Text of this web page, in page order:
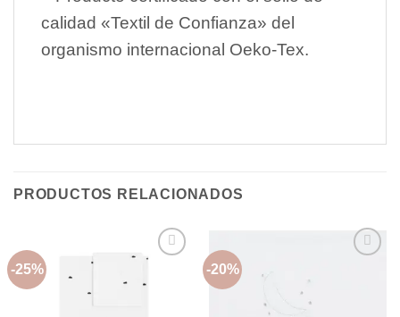
calidad «Textil de Confianza» del
organismo internacional Oeko-Tex.
PRODUCTOS RELACIONADOS
-25% -20%